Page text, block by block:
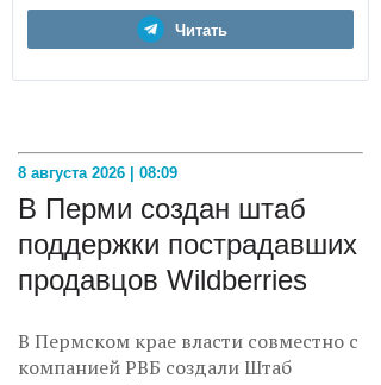
Читать
8 августа 2026 | 08:09
В Перми создан штаб
поддержки пострадавших
продавцов Wildberries
В Пермском крае власти совместно с
компанией РВБ создали Штаб